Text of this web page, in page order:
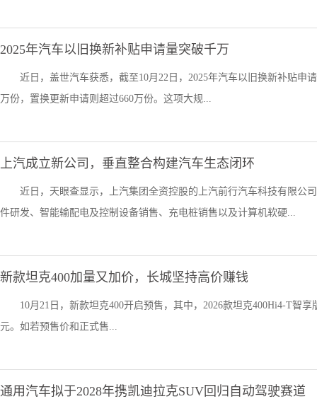
2025年汽车以旧换新补贴申请量突破千万
近日，盖世汽车获悉，截至10月22日，2025年汽车以旧换新补贴申
万份，置换更新申请则超过660万份。这项大规...
上汽成立新公司，垂直整合构建汽车生态闭环
近日，天眼查显示，上汽集团全资控股的上汽前行汽车科技有限公
件研发、智能输配电及控制设备销售、充电桩销售以及计算机软硬...
新款坦克400加量又加价，长城坚持高价赚钱
10月21日，新款坦克400开启预售，其中，2026款坦克400Hi4-T智
元。如若预售价和正式售...
通用汽车拟于2028年携凯迪拉克SUV回归自动驾驶赛道